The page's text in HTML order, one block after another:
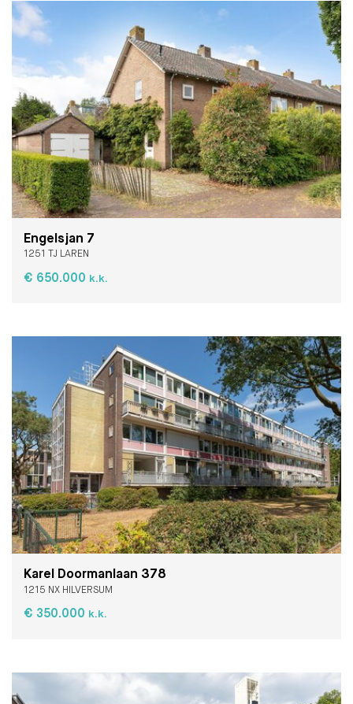
Engelsjan 7
1251 TJ LAREN
€ 650.000 k.k.
Karel Doormanlaan 378
1215 NX HILVERSUM
€ 350.000 k.k.